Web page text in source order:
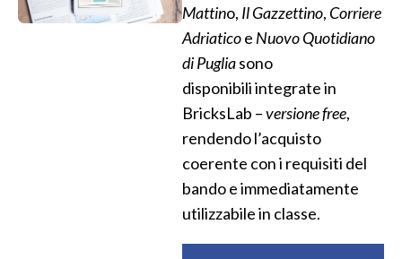
Mattino, Il Gazzettino, Corriere
Adriaticoe Nuovo Quotidiano
di Pugliasono
disponibili integrate in
BricksLab –versione free,
rendendo l’acquisto
coerente con i requisiti del
bando e immediatamente
utilizzabile in classe.